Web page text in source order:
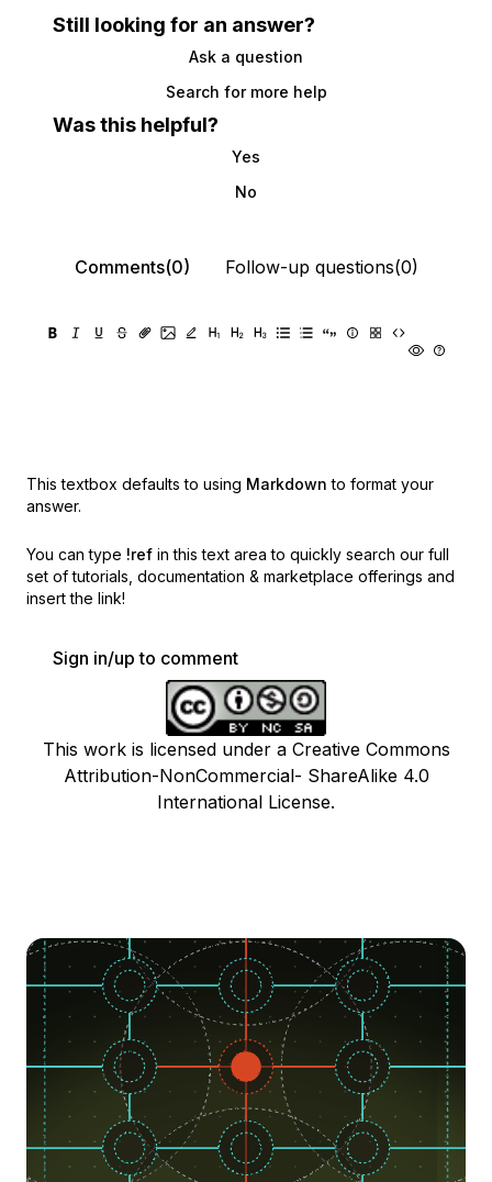
Still looking for an answer?
Ask a question
Search for more help
Was this helpful?
Yes
No
Comments(0) Follow-up questions(0)
This textbox defaults to using Markdown to format your
answer.
You can type !ref in this text area to quickly search our full
set of tutorials, documentation & marketplace offerings and
insert the link!
Sign in/up to comment
This work is licensed under a Creative Commons
Attribution-NonCommercial- ShareAlike 4.0
International License.